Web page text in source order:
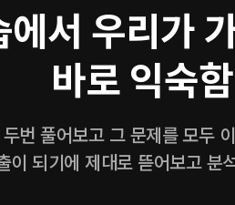
서 우리가
바로 익숙
번 풀어보고 그 문제를 모두
이 되기에 제대로 뜯어보고 분